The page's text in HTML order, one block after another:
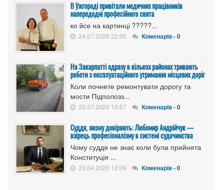
В Ужгороді привітали медичних працівників
напередодні професійного свята
ко йсе на картинці ?????...
24.07.2026 22:00 Коменарів - 0
На Закарпатті одразу в кількох районах тривають
роботи з експлуатаційного утримання місцевих доріг
Коли почнете ремонтувати дорогу та
мости Підполозз...
25.07.2026 13:57 Коменарів - 0
Суддя, якому довіряють: Любомир Андрійчук —
взірець професіоналізму в системі судочинства
Чому суддя не знає коли була прийнята
Конституція ...
23.04.2025 12:09 Коменарів - 0